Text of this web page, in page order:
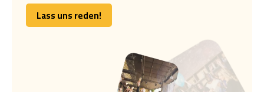
Lass uns reden!
Lass uns reden!